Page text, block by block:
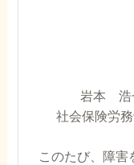
岩本 浩
社会保険労
このたび、障害